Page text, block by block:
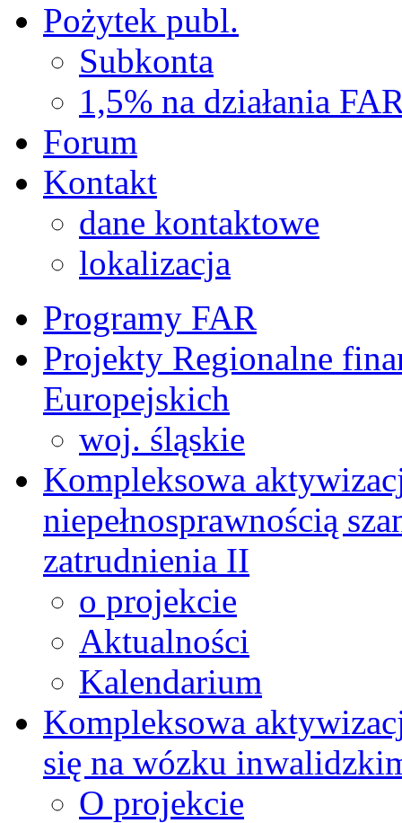
Pożytek publ.
Subkonta
1,5% na działania
Forum
Kontakt
dane kontaktowe
lokalizacja
Programy FAR
Projekty Regionalne
Europejskich
woj. śląskie
Kompleksowa
niepełnosprawnością
zatrudnienia II
o projekcie
Aktualności
Kalendarium
Kompleksowa
się na wózku
O projekcie